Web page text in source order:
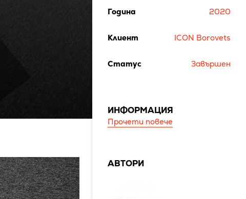
Година 2020
Клиент ICON Borovets
Статус Завършен
ИНФОРМАЦИЯ
Прочети повече
АВТОРИ